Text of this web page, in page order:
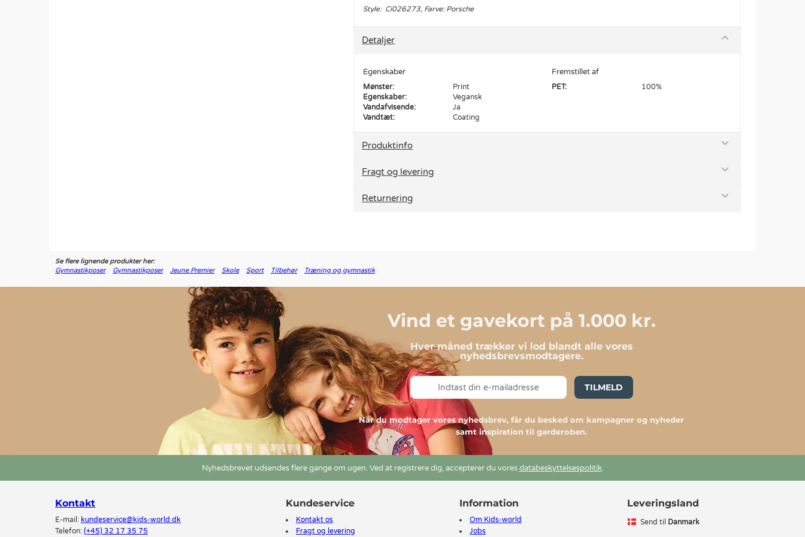
Style: Ci026273, Farve: Porsche
Detaljer
Egenskaber
Mønster:
Print
Egenskaber:
Vegansk
Vandafvisende:
Ja
Vandtæt:
Coating
Fremstillet af
PET: 100%
Produktinfo
Fragt og levering
Returnering
Se flere lignende produkter her:
Gymnastikposer
Gymnastikposer Jeune Premier Skole Sport Tilbehør Træning og gymnastik
Vind et gavekort på 1.000 kr.
Hver måned trækker vi lod blandt alle vores
nyhedsbrevsmodtagere.
TILMELD
Når du modtager vores nyhedsbrev, får du besked om kampagner og nyheder
samt inspiration til garderoben.
Nyhedsbrevet udsendes flere gange om ugen. Ved at registrere dig, accepterer du voresdatabeskyttelsespolitik.
Kontakt
E-mail: kundeservice@kids-world.dk
Telefon: (+45) 32 17 35 75
Kundeservice
Kontakt os
Fragt og levering
Information
Om Kids-world
Jobs
Leveringsland
Send til Danmark